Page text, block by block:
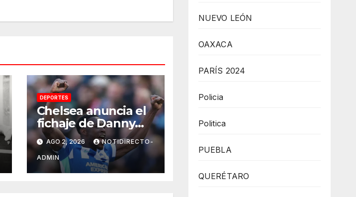
DEPORTES
Chelsea anuncia el
fichaje de Danny
Welbeck para la
próxima temporada
de Premier League
AGO 2, 2026 NOTIDIRECTO-
ADMIN
NUEVO LEÓN
OAXACA
PARÍS 2024
Policia
Politica
PUEBLA
QUERÉTARO